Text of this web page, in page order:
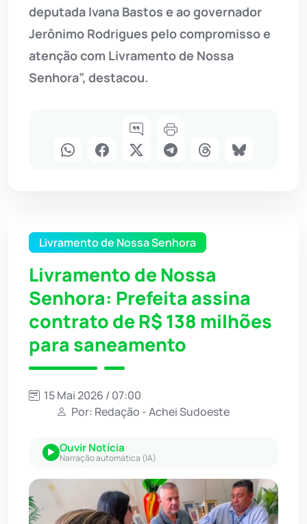
deputada Ivana Bastos e ao governador
Jerônimo Rodrigues pelo compromisso e
atenção com Livramento de Nossa
Senhora”, destacou.
Livramento de Nossa Senhora
Livramento de Nossa
Senhora: Prefeita assina
contrato de R$ 138 milhões
para saneamento
15 Mai 2026 / 07:00
Por: Redação - Achei Sudoeste
Ouvir Notícia
Narração automática (IA)